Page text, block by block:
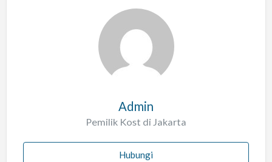
Admin
Pemilik Kost di Jakarta
Hubungi